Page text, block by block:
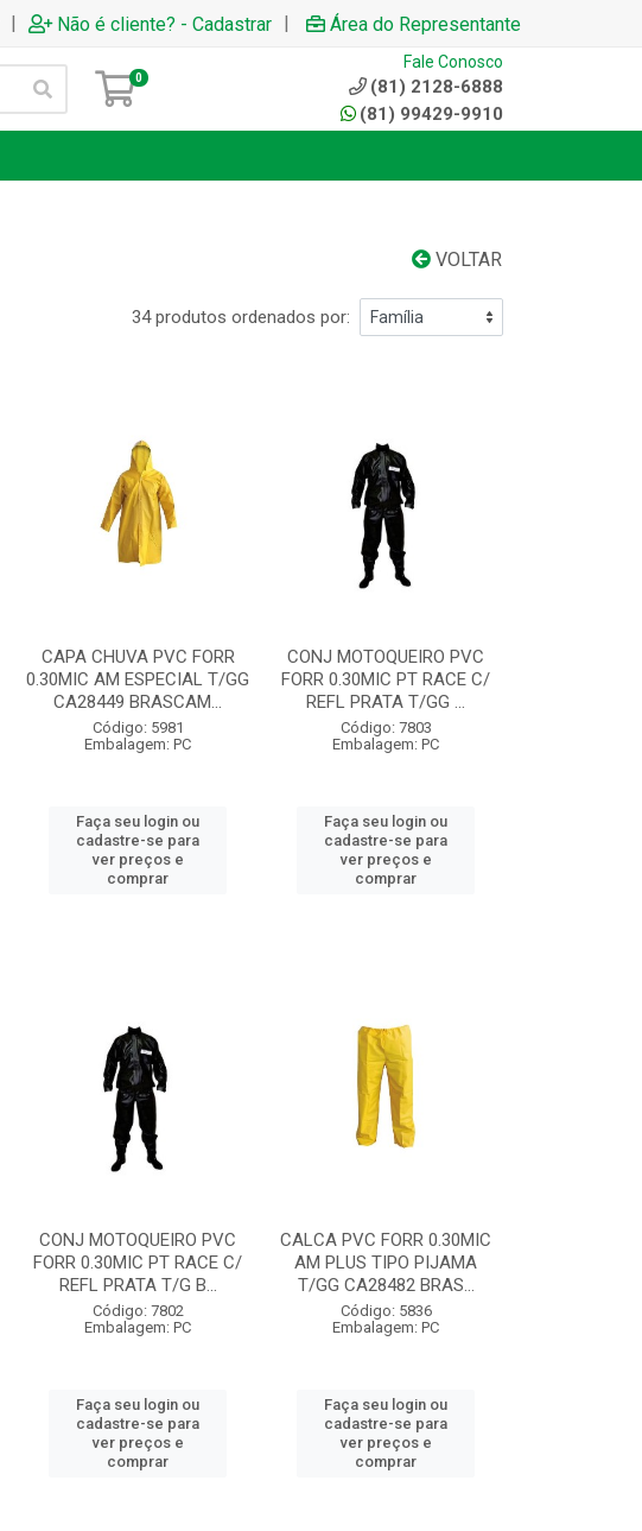
| Não é cliente? - Cadastrar | Área do Representante
0
Fale Conosco
(81) 2128-6888
(81) 99429-9910
VOLTAR
34 produtos ordenados por:
CAPA CHUVA PVC FORR
0.30MIC AM ESPECIAL T/GG
CA28449 BRASCAM...
Código: 5981
Embalagem: PC
Faça seu login ou
cadastre-se para
ver preços e
comprar
CONJ MOTOQUEIRO PVC
FORR 0.30MIC PT RACE C/
REFL PRATA T/GG ...
Código: 7803
Embalagem: PC
Faça seu login ou
cadastre-se para
ver preços e
comprar
CONJ MOTOQUEIRO PVC
FORR 0.30MIC PT RACE C/
REFL PRATA T/G B...
Código: 7802
Embalagem: PC
Faça seu login ou
cadastre-se para
ver preços e
comprar
CALCA PVC FORR 0.30MIC
AM PLUS TIPO PIJAMA
T/GG CA28482 BRAS...
Código: 5836
Embalagem: PC
Faça seu login ou
cadastre-se para
ver preços e
comprar